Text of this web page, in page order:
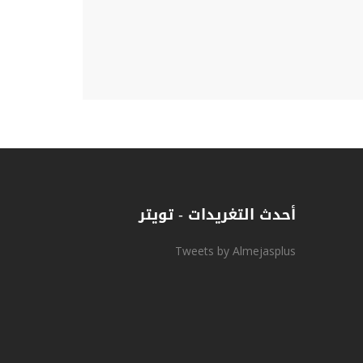
أحدث التغريدات - تويتر
Tweets by Almejasplus